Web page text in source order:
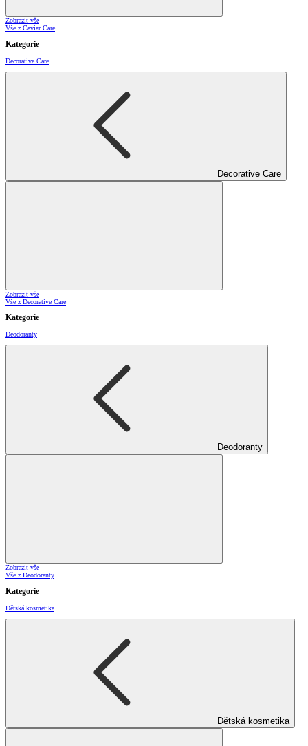
Zobrazit vše
Vše z Caviar Care
Kategorie
Decorative Care
Decorative Care
Zobrazit vše
Vše z Decorative Care
Kategorie
Deodoranty
Deodoranty
Zobrazit vše
Vše z Deodoranty
Kategorie
Dětská kosmetika
Dětská kosmetika